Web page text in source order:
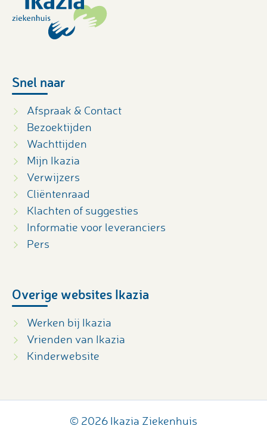
Snel naar
Afspraak & Contact
Bezoektijden
Wachttijden
Mijn Ikazia
Verwijzers
Cliëntenraad
Klachten of suggesties
Informatie voor leveranciers
Pers
Overige websites Ikazia
Werken bij Ikazia
Vrienden van Ikazia
Kinderwebsite
© 2026 Ikazia Ziekenhuis